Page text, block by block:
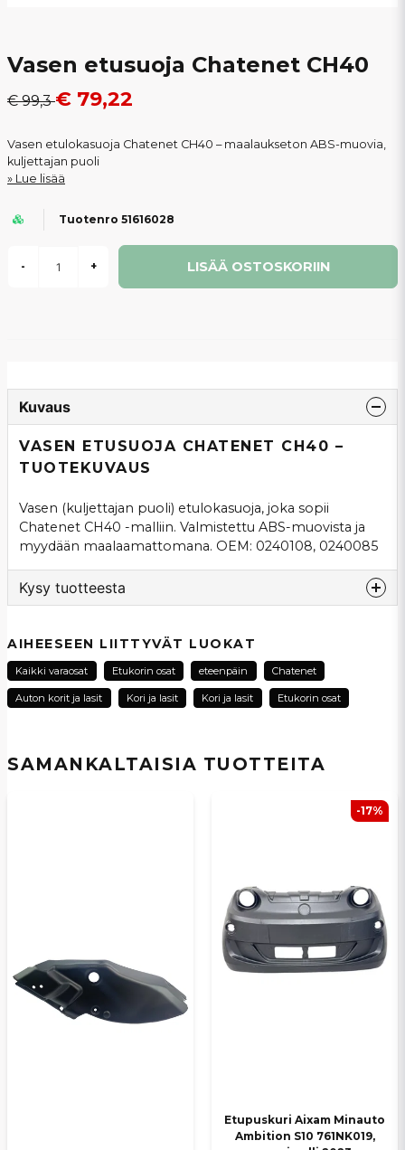
Vasen etusuoja Chatenet CH40
€ 99,3€ 79,22
Vasen etulokasuoja Chatenet CH40 – maalaukseton ABS-muovia,
kuljettajan puoli
Lue lisää
Tuotenro 51616028
- + LISÄÄ OSTOSKORIIN
SAMANKALTAISIA ​​TUOTTEITA
Etupuskuri Aixam Minauto
Ambition S10 761NK019,
-17%
Kuvaus
VASEN ETUSUOJA CHATENET CH40 –
TUOTEKUVAUS
Vasen (kuljettajan puoli) etulokasuoja, joka sopii
Chatenet CH40 -malliin. Valmistettu ABS-muovista ja
myydään maalaamattomana. OEM: 0240108, 0240085
Kysy tuotteesta
Kysy meiltä tästä tuotteesta...
Kyllä, voit julkaista kysymykseni
AIHEESEEN LIITTYVÄT LUOKAT
Kaikki varaosat Etukorin osat eteenpäin Chatenet
Auton korit ja lasit Kori ja lasit Kori ja lasit Etukorin osat